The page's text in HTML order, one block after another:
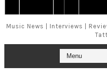
Music News | Interviews |